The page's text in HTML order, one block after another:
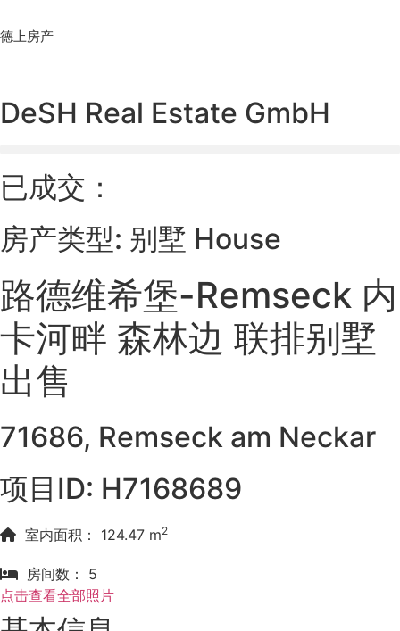
to
德上房产
DeSH Real Estate GmbH
已成交：
房产类型: 别墅 House
路德维希堡-Remseck 内
卡河畔 森林边 联排别墅
出售
71686, Remseck am Neckar
项目ID: H7168689
室内面积： 124.47 m2
房间数： 5
点击查看全部照片